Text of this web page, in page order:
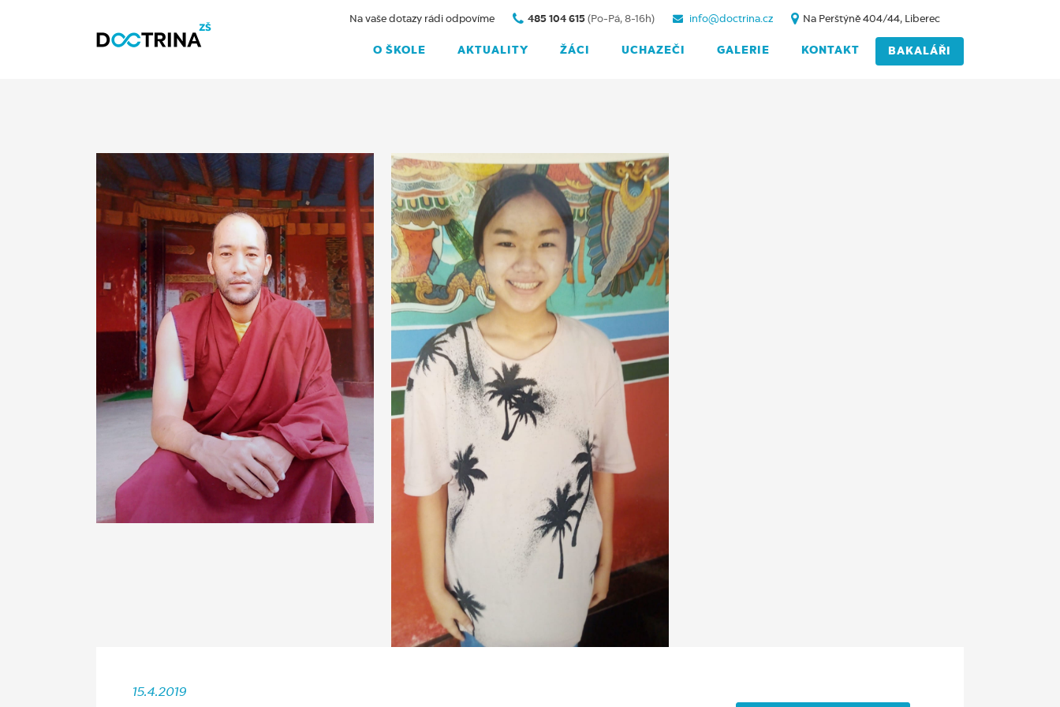
O ŠKOLE AKTUALITY ŽÁCI UCHAZEČI GALERIE KONTAKT BAKALÁŘI
Na vaše dotazy rádi odpovíme 485 104 615 (Po-Pá, 8-16h) info@doctrina.cz Na Perštýně 404/44, Liberec
15.4.2019